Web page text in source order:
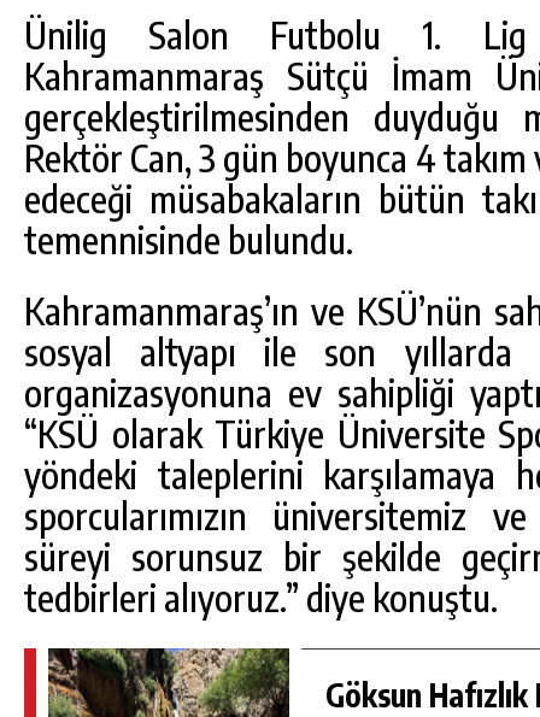
Ünilig Salon Futbolu 1. Lig
Kahramanmaraş Sütçü İmam
gerçekleştirilmesinden duyduğu
Rektör Can, 3 gün boyunca 4
edeceği müsabakaların bütün
temennisinde bulundu.
Kahramanmaraş’ın ve KSÜ’nün
sosyal altyapı ile son
organizasyonuna ev sahipliği
“KSÜ olarak Türkiye Üniversite
yöndeki taleplerini karşılamaya
sporcularımızın üniversitemiz
süreyi sorunsuz bir şekilde
tedbirleri alıyoruz.” diye konuştu.
Göksun Hafızlık